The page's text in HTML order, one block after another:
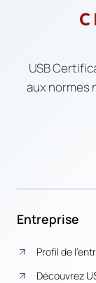
USB
aux normes
Entreprise
Profil de
Découvrez